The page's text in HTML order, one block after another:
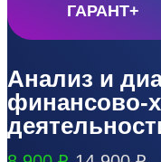
Анализ и
финансово-
ГАРАНТ+